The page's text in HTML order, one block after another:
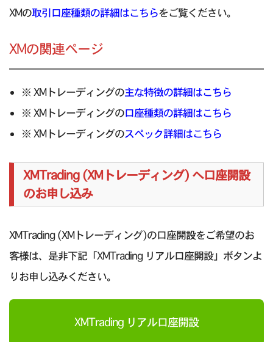
XMの取引口座種類の詳細はこちらをご覧ください。
XMの関連ページ
※ XMトレーディングの主な特徴の詳細はこちら
※ XMトレーディングの口座種類の詳細はこちら
※ XMトレーディングのスペック詳細はこちら
XMTrading (XMトレーディング) へ口座開設
のお申し込み
XMTrading (XMトレーディング)の口座開設をご希望のお
客様は、是非下記「XMTrading リアル口座開設」ボタンよ
りお申し込みください。
XMTrading リアル口座開設